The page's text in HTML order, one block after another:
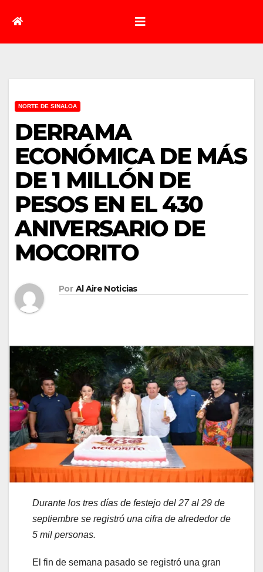
NORTE DE SINALOA
DERRAMA
ECONÓMICA DE MÁS
DE 1 MILLÓN DE
PESOS EN EL 430
ANIVERSARIO DE
MOCORITO
Por Al Aire Noticias
Durante los tres días de festejo del 27 al 29 de
septiembre se registró una cifra de alrededor de
5 mil personas.
El fin de semana pasado se registró una gran